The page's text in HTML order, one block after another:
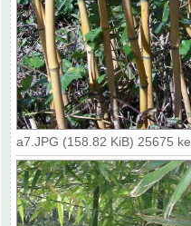
a7.JPG (158.82 KiB) 25675